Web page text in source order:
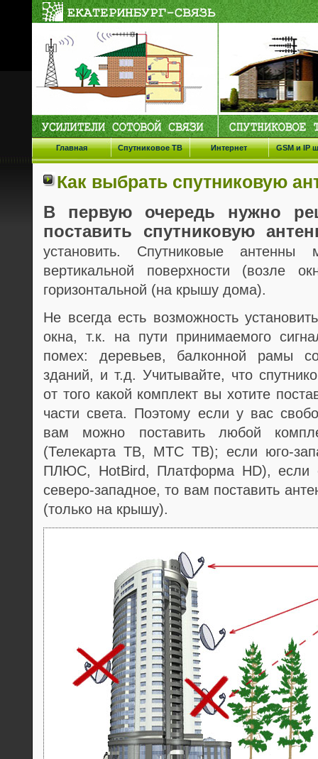
Как выбрать спутниковую
В первую очередь нужно
поставить спутниковую
установить. Спутниковые
вертикальной поверхности (возле
горизонтальной (на крышу дома).
Не всегда есть возможность
окна, т.к. на пути принимаемого
помех: деревьев, балконной рамы
зданий, и т.д. Учитывайте, что
от того какой комплект вы хотите
части света. Поэтому если у вас
вам можно поставить любой
(Телекарта ТВ, МТС ТВ); если юго-
ПЛЮС, HotBird, Платформа HD), если
северо-западное, то вам поставить
(только на крышу).
Главная Спутниковое ТВ Интернет GSM и IP